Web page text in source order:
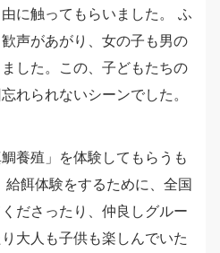
に触ってもらいました。 ふ
声があがり、女の子も男の
した。この、子どもたちの
れられないシーンでした。
養殖」を体験してもらうも
餌体験をするために、全国
ださったり、仲良しグルー
大人も子供も楽しんでいた